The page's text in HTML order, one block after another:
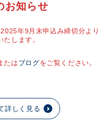
お知らせ
年9月末申込み締切分より
たします。
たはブログをご覧ください。
詳しく見る